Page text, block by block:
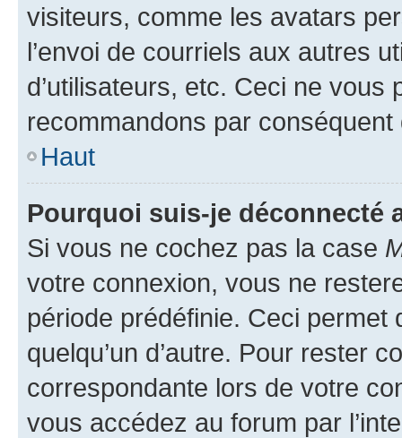
visiteurs, comme les avatars
l’envoi de courriels aux autres
d’utilisateurs, etc. Ceci ne vous
recommandons par conséquent
Haut
Pourquoi suis-je déconnecté
Si vous ne cochez pas la case
votre connexion, vous ne
période prédéfinie. Ceci permet
quelqu’un d’autre. Pour rester
correspondante lors de votre
vous accédez au forum par